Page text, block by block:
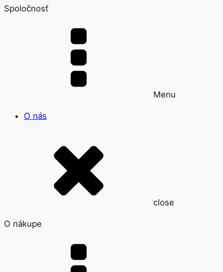
Spoločnosť
Menu
O nás
close
O nákupe